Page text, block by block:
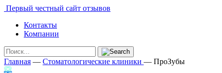
Первый честный сайт отзывов
Контакты
Компании
Главная — Стоматологические клиники — ПроЗубы